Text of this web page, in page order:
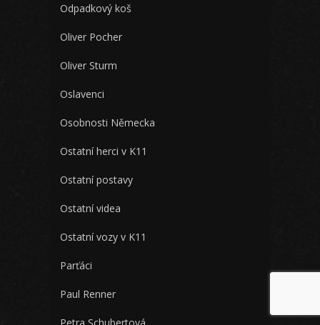
Odpadkový koš
Oliver Pocher
Oliver Sturm
Oslavenci
Osobnosti Německa
Ostatní herci v K11
Ostatní postavy
Ostatní videa
Ostatní vozy v K11
Parťáci
Paul Renner
Petra Schubertová